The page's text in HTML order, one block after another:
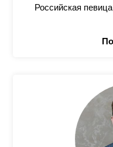
Российская